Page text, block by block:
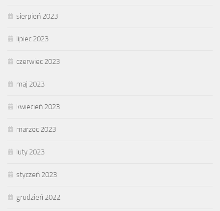
sierpień 2023
lipiec 2023
czerwiec 2023
maj 2023
kwiecień 2023
marzec 2023
luty 2023
styczeń 2023
grudzień 2022